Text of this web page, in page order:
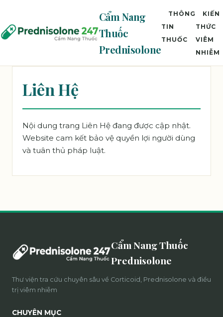
Cẩm Nang
Thuốc
Prednisolone
THÔNG
TIN
THUỐC
KIẾN
THỨC
VIÊM
NHIỄM
Liên Hệ
Nội dung trang Liên Hệ đang được cập nhật.
Website cam kết bảo vệ quyền lợi người dùng
và tuân thủ pháp luật.
Cẩm Nang Thuốc
Prednisolone
Thư viện tra cứu chuyên sâu về Corticoid, Prednisolone và điều
trị viêm nhiễm
CHUYÊN MỤC